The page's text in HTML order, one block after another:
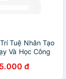
Tuệ Nhân Tạo
Và Học Công
Địa Lí
đ